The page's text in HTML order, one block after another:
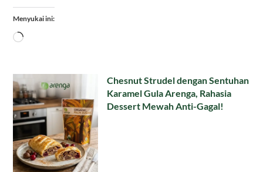
Menyukai ini:
Memuat...
Chesnut Strudel dengan Sentuhan
Karamel Gula Arenga, Rahasia
Dessert Mewah Anti-Gagal!